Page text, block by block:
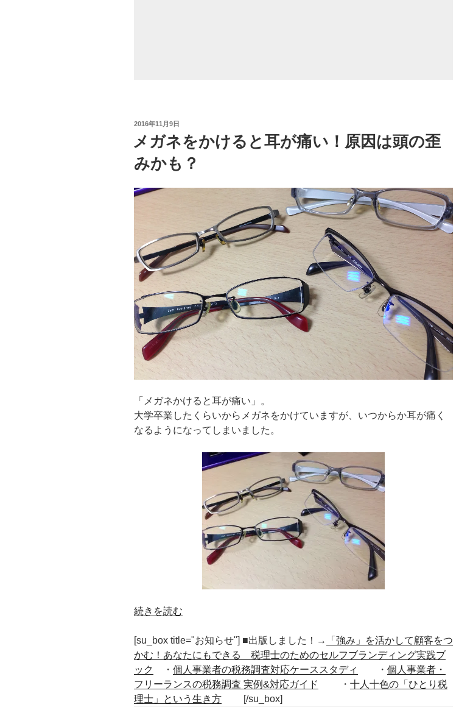
の
投
日:
2016年11月9日
メガネをかけると耳が痛い！原因は頭の歪
みかも？
「メガネかけると耳が痛い」。
大学卒業したくらいからメガネをかけていますが、いつからか耳が痛く
なるようになってしまいました。
“メ
ネ
を
か
け
る
続きを読む
[su_box title="お知らせ"] ■出版しました！→
「強み」を活かして顧客をつ
かむ！あなたにもできる 税理士のためのセルフブランディング実践ブ
ック
・ 個人事業者の税務調査対応ケーススタディ ・ 個人事業者・
フリーランスの税務調査 実例&対応ガイド
・ 十人十色の「ひとり税
理士」という生き方 [/su_box]